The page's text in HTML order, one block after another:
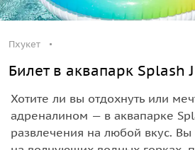
Пхукет
Билет в аквапарк Splash
Хотите ли вы отдохнуть или
адреналином — в аквапарке
развлечения на любой вкус. Вы